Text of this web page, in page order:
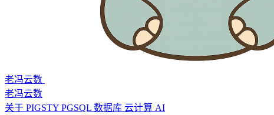
老冯云数
老冯云数
关于 PIGSTY PGSQL 数据库 云计算 AI